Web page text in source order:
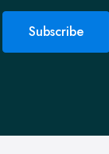
Subscribe